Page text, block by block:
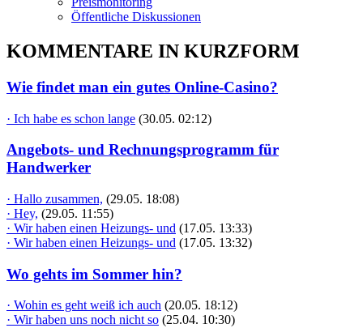
Öffentliche Diskussionen
KOMMENTARE IN KURZFORM
Wie findet man ein gutes Online-Casino?
· Ich habe es schon lange (30.05. 02:12)
Angebots- und Rechnungsprogramm für
Handwerker
· Hallo zusammen, (29.05. 18:08)
· Hey, (29.05. 11:55)
· Wir haben einen Heizungs- und (17.05. 13:33)
· Wir haben einen Heizungs- und (17.05. 13:32)
Wo gehts im Sommer hin?
· Wohin es geht weiß ich auch (20.05. 18:12)
· Wir haben uns noch nicht so (25.04. 10:30)